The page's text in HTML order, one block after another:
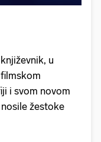
u
i svom novom
žestoke